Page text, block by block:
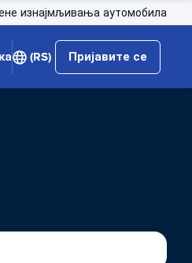
изнајмљивања аутомобила
(RS) Пријавите се